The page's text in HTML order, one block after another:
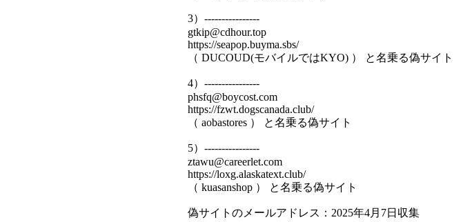
3）----------------
gtkip@cdhour.top
https://seapop.buyma.sbs/
（ DUCOUD(モバイルではKYO) ） と名乗る偽サイト
4）----------------
phsfq@boycost.com
https://fzwt.dogscanada.club/
（ aobastores ） と名乗る偽サイト
5）----------------
ztawu@careerlet.com
https://loxg.alaskatext.club/
（ kuasanshop ） と名乗る偽サイト
偽サイトのメールアドレス：2025年4月7日収集